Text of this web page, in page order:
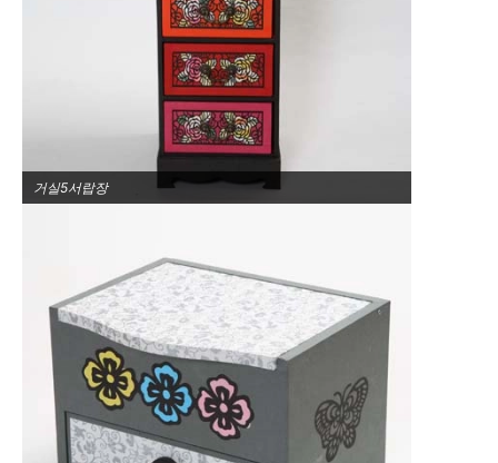
거실5서랍장